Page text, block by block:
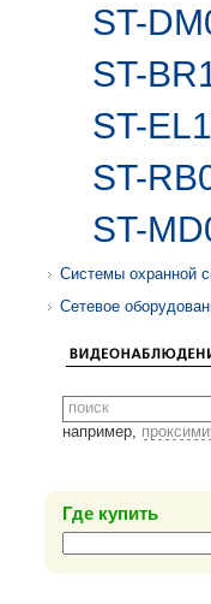
ST-
ST-
ST-
ST-
ST-
Системы охранной
Сетевое
например,
Где купить